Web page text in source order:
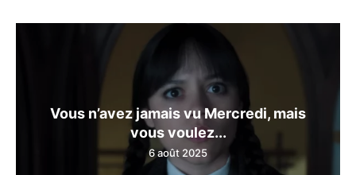
Vous n’avez jamais vu Mercredi, mais
vous voulez...
6 août 2025